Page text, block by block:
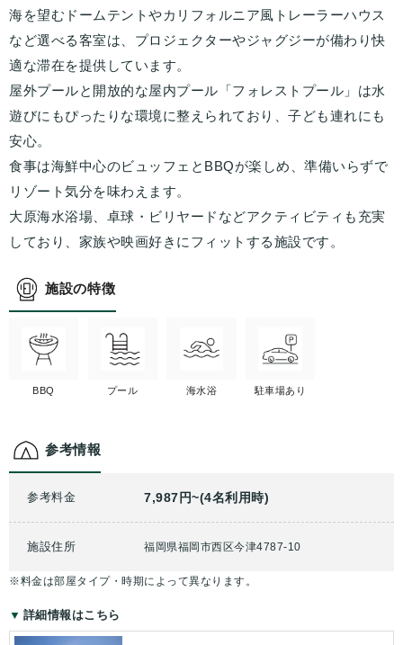
海を望むドームテントやカリフォルニア風トレーラーハウス
など選べる客室は、プロジェクターやジャグジーが備わり快
適な滞在を提供しています。
屋外プールと開放的な屋内プール「フォレストプール」は水
遊びにもぴったりな環境に整えられており、子ども連れにも
安心。
食事は海鮮中心のビュッフェとBBQが楽しめ、準備いらずで
リゾート気分を味わえます。
大原海水浴場、卓球・ビリヤードなどアクティビティも充実
しており、家族や映画好きにフィットする施設です。
施設の特徴
BBQ プール 海水浴 駐車場あり
参考情報
参考料金 7,987円~(4名利用時)
施設住所 福岡県福岡市西区今津4787-10
※料金は部屋タイプ・時期によって異なります。
詳細情報はこちら